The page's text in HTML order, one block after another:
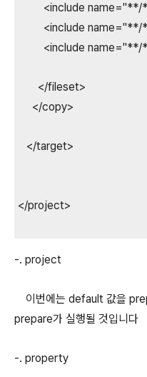
<include name="**/
<include name="**/
<include name="**/
</fileset>
</copy>
</target>
</project>
-. project
이번에는 default 값을
prepare가 실행될 것입니다
-. property